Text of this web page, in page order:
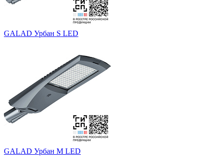
GALAD Урбан S LED
GALAD Урбан M LED